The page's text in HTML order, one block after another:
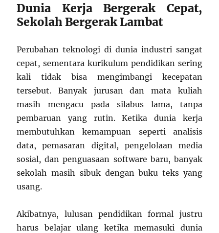
Dunia Kerja Bergerak Cepat,
Sekolah Bergerak Lambat
Perubahan teknologi di dunia industri sangat
cepat, sementara kurikulum pendidikan sering
kali tidak bisa mengimbangi kecepatan
tersebut. Banyak jurusan dan mata kuliah
masih mengacu pada silabus lama, tanpa
pembaruan yang rutin. Ketika dunia kerja
membutuhkan kemampuan seperti analisis
data, pemasaran digital, pengelolaan media
sosial, dan penguasaan software baru, banyak
sekolah masih sibuk dengan buku teks yang
usang.
Akibatnya, lulusan pendidikan formal justru
harus belajar ulang ketika memasuki dunia